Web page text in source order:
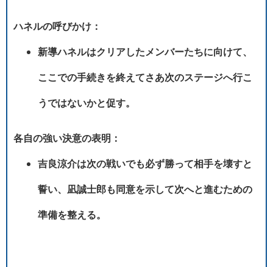
ハネルの呼びかけ：
新導ハネルはクリアしたメンバーたちに向けて、
ここでの手続きを終えてさあ次のステージへ行こ
うではないかと促す。
各自の強い決意の表明：
吉良涼介は次の戦いでも必ず勝って相手を壊すと
誓い、凪誠士郎も同意を示して次へと進むための
準備を整える。